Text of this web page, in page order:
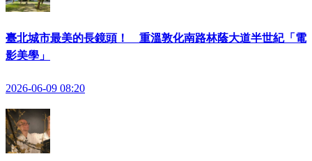
臺北城市最美的長鏡頭！ 重溫敦化南路林蔭大道半世紀「電
影美學」
2026-06-09 08:20